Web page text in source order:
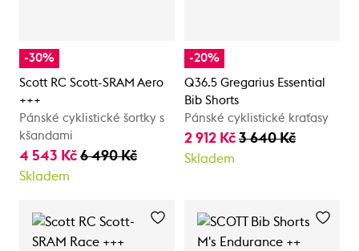
-30%
Scott RC Scott-SRAM Aero
+++
Pánské cyklistické šortky s
kšandami
4 543 Kč 6 490 Kč
Skladem
-20%
Q36.5 Gregarius Essential
Bib Shorts
Pánské cyklistické kraťasy
2 912 Kč 3 640 Kč
Skladem